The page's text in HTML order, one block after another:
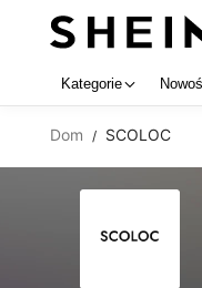
Kategorie
Dom / SCOLOC